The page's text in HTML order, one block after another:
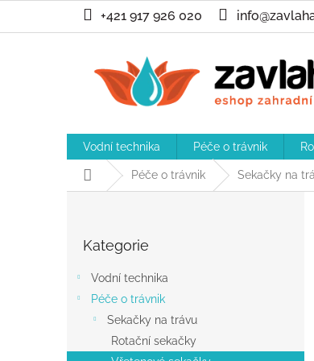
obsah
+421 917 926 020
Vodní technika Péče o trávnik
Domů Péče o trávnik Sekačky na
kategorie
Kategorie
Vodní technika
Péče o trávnik
Sekačky na trávu
Rotační sekačky